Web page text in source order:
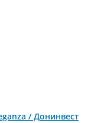
/ Донинвест